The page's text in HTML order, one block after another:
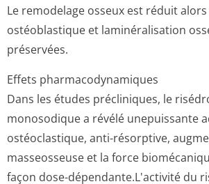
Le remodelage osseux est réduit
ostéoblastique et laminéralisation
préservées.
Effets pharmacodynamiques
Dans les études précliniques, le
monosodique a révélé unepuissante
ostéoclastique, anti-résorptive,
masseosseuse et la force
façon dose-dépendante.L'ac­tivité du